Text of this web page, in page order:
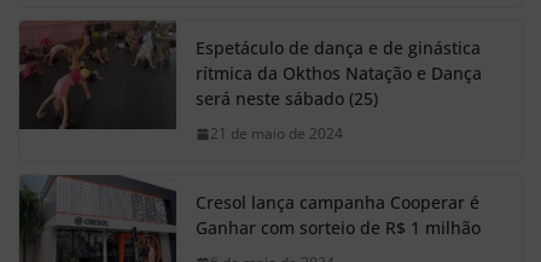
Espetáculo de dança e de ginástica
rítmica da Okthos Natação e Dança
será neste sábado (25)
21 de maio de 2024
Cresol lança campanha Cooperar é
Ganhar com sorteio de R$ 1 milhão